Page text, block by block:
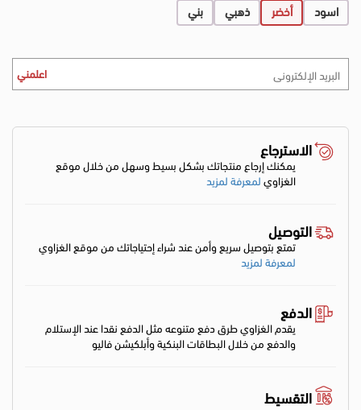
اسود
أخضر ذهبي بني
اعلمني
الاسترجاع
يمكنك إرجاع منتجاتك بشكل بسيط وسهل من خلال موقع
الغزاويلمعرفة لمزيد
التوصيل
تمتع بتوصيل سريع وأمن عند شراء إحتياجاتك من موقع الغزاوي
لمعرفة لمزيد
الدفع
يقدم الغزاوي طرق دفع متنوعه مثل الدفع نقدا عند الإستلام
والدفع من خلال البطاقات البنكية وأبلكيشن فاليو
التقسيط